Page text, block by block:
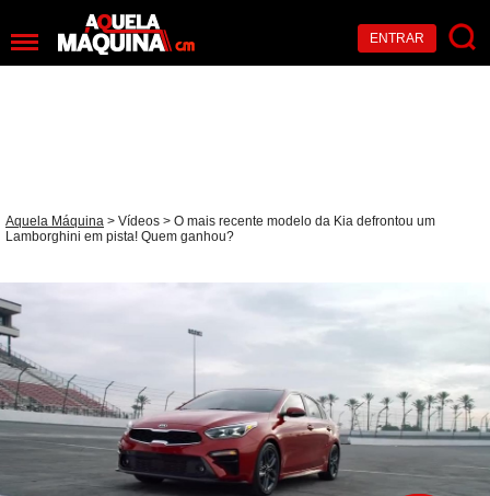
ENTRAR
Aquela Máquina > Vídeos > O mais recente modelo da Kia defrontou um
Lamborghini em pista! Quem ganhou?